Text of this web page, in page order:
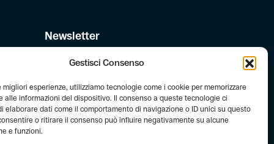
Gestisci Consenso
migliori esperienze, utilizziamo tecnologie come i cookie per memorizzare
alle informazioni del dispositivo. Il consenso a queste tecnologie ci
elaborare dati come il comportamento di navigazione o ID unici su questo
o ritirare il consenso può influire negativamente su alcune
e funzioni.
Newsletter